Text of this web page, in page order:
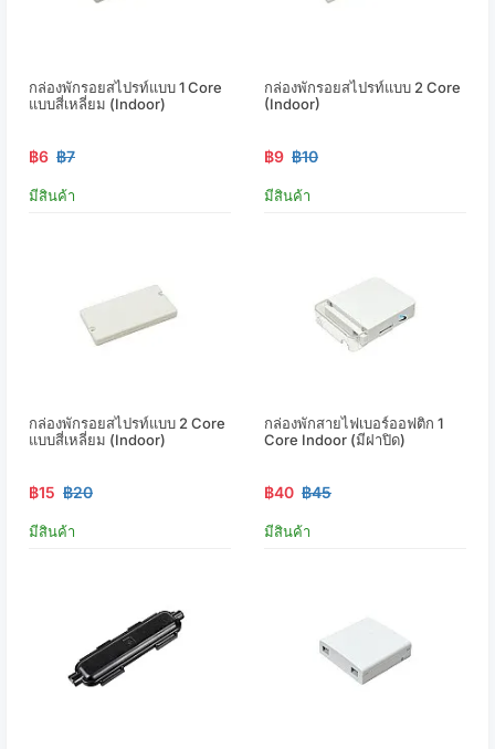
กล่องพักรอยสไปรท์แบบ 1 Core
แบบสี่เหลี่ยม (Indoor)
฿6 ฿7
มีสินค้า
กล่องพักรอยสไปรท์แบบ 2 Core
(Indoor)
฿9 ฿10
มีสินค้า
กล่องพักรอยสไปรท์แบบ 2 Core
แบบสี่เหลี่ยม (Indoor)
฿15 ฿20
มีสินค้า
กล่องพักสายไฟเบอร์ออฟติก 1
Core Indoor (มีฝาปิด)
฿40 ฿45
มีสินค้า